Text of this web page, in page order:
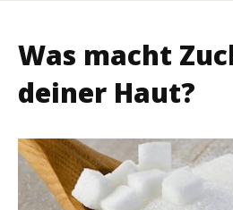
Was macht
deiner Haut?